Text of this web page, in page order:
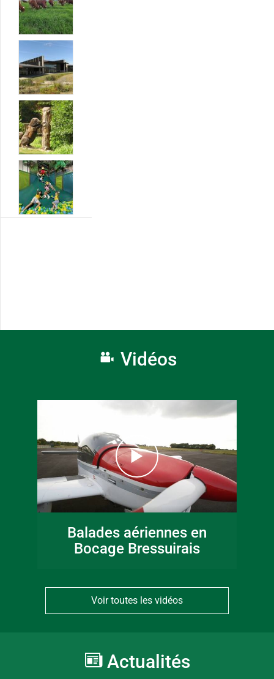
Vidéos
Balades aériennes en
Bocage Bressuirais
Voir toutes les vidéos
Actualités